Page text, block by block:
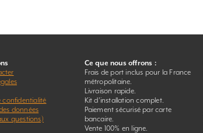
confidentialité
données
questions)
Ce que nous offrons :
Frais de port inclus pour la France
métropolitaine.
Livraison rapide.
Kit d’installation complet.
Paiement sécurisé par carte
bancaire.
Vente 100% en ligne.